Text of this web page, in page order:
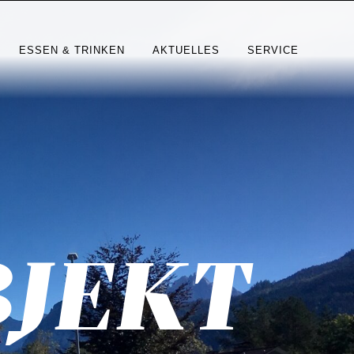
ESSEN & TRINKEN AKTUELLES SERVICE